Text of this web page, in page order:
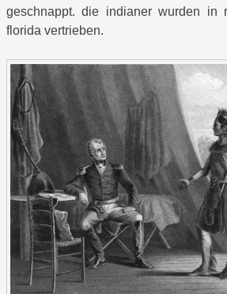
geschnappt. die indianer wurden in
florida vertrieben.